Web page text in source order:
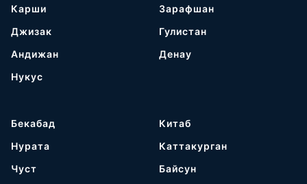
Карши
Джизак
Андижан
Нукус
Зарафшан
Гулистан
Денау
Бекабад
Нурата
Чуст
Китаб
Каттакурган
Байсун